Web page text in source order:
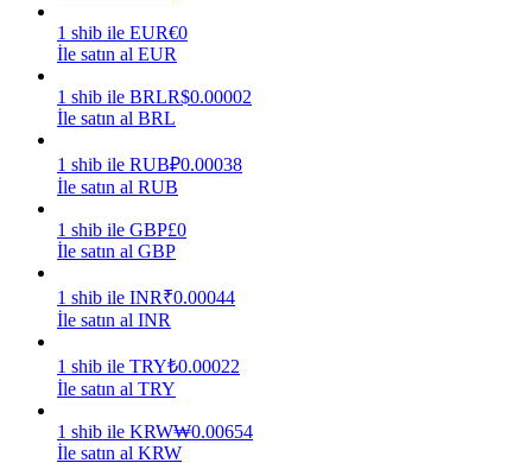
Power Piggy
Günlük rekabetçi ödüller kazanın
1 shib ile EUR€0
İle satın al EUR
1 shib ile BRLR$0.00002
İle satın al BRL
1 shib ile RUB₽0.00038
İle satın al RUB
1 shib ile GBP£0
İle satın al GBP
1 shib ile INR₹0.00044
İle satın al INR
1 shib ile TRY₺0.00022
İle satın al TRY
1 shib ile KRW₩0.00654
İle satın al KRW